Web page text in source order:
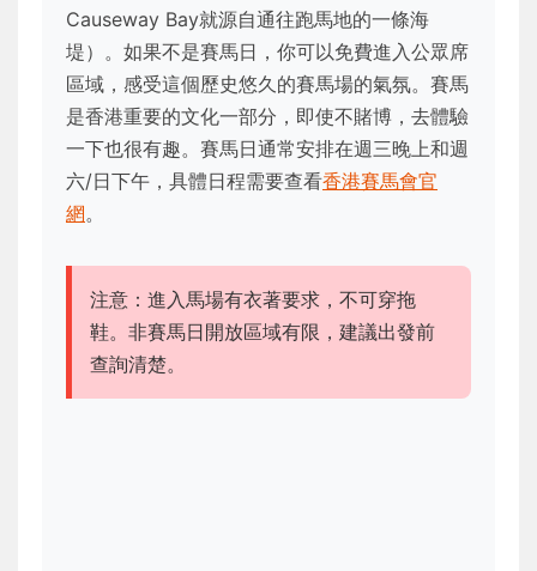
Causeway Bay就源自通往跑馬地的一條海
堤）。如果不是賽馬日，你可以免費進入公眾席
區域，感受這個歷史悠久的賽馬場的氣氛。賽馬
是香港重要的文化一部分，即使不賭博，去體驗
一下也很有趣。賽馬日通常安排在週三晚上和週
六/日下午，具體日程需要查看香港賽馬會官
網。
注意：進入馬場有衣著要求，不可穿拖
鞋。非賽馬日開放區域有限，建議出發前
查詢清楚。